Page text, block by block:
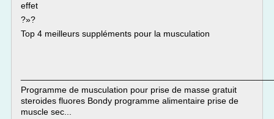
effet
?»?
Top 4 meilleurs suppléments pour la musculation
Programme de musculation pour prise de masse gratuit
steroides fluores Bondy programme alimentaire prise de
muscle sec...